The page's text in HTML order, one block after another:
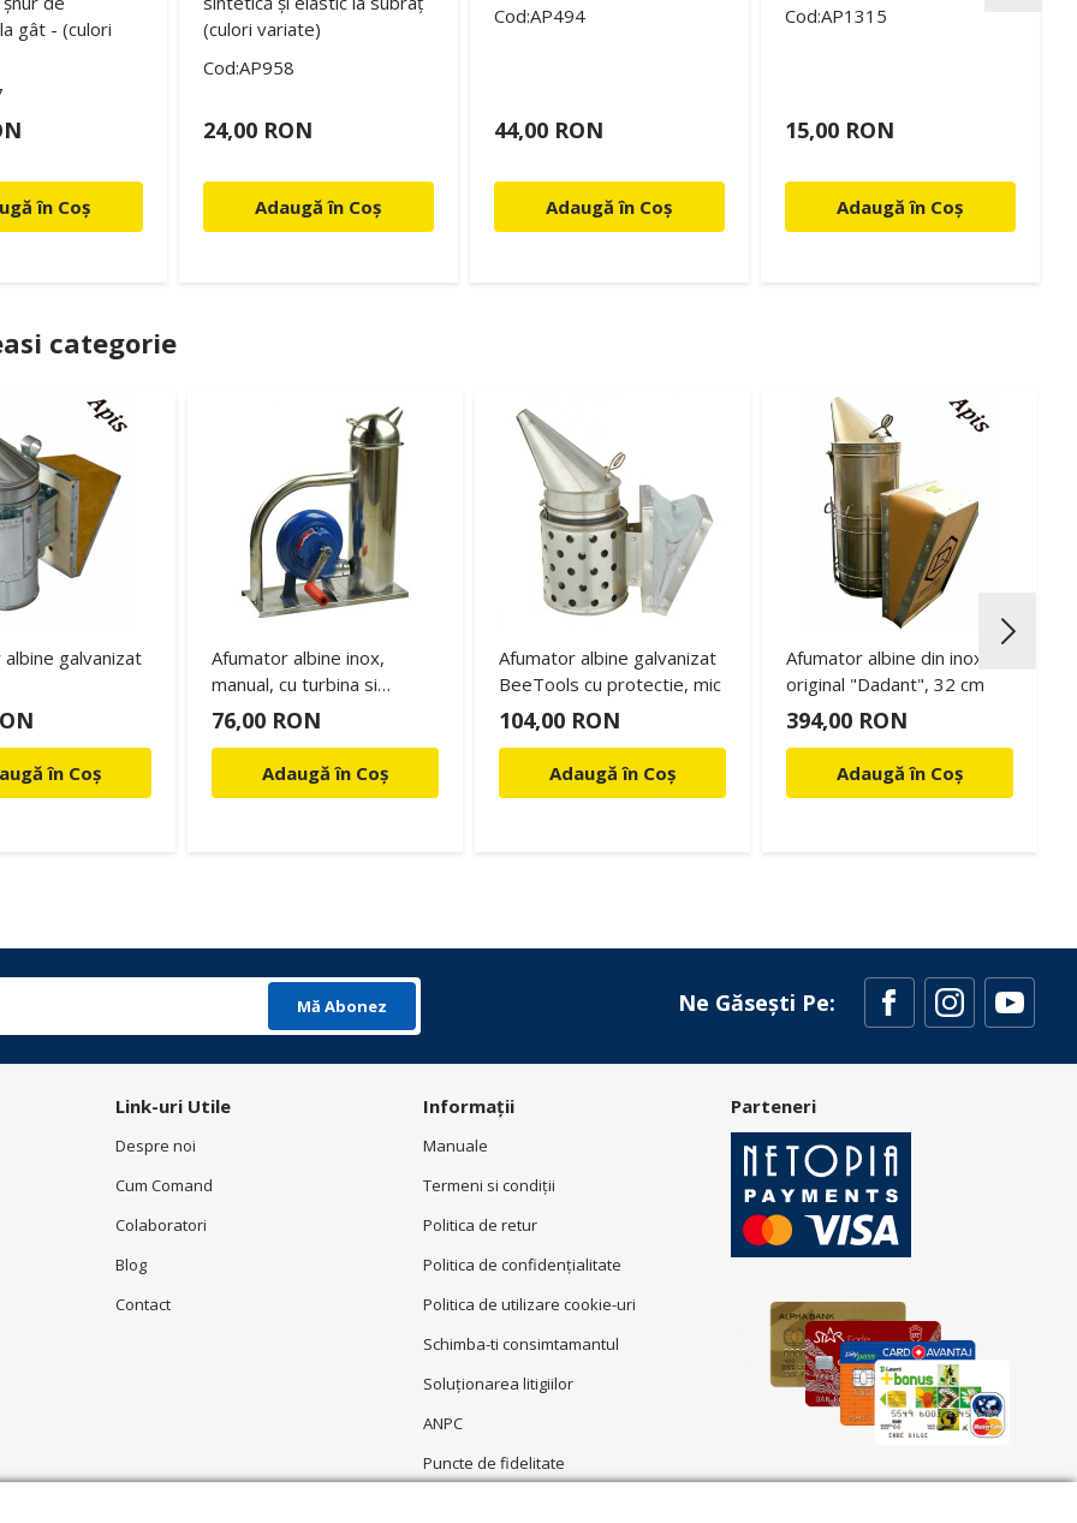
gât - (culori
în Coș
(culori variate)
Cod:AP958
24,00 RON
Adaugă în Coș
Cod:AP494
44,00 RON
Adaugă în Coș
Cod:AP1315
15,00 RON
Adaugă în Coș
categorie
albine galvanizat
în Coș
Afumator albine inox,
manual, cu turbina si
manivela
76,00 RON
Adaugă în Coș
Afumator albine galvanizat
BeeTools cu protectie, mic
104,00 RON
Adaugă în Coș
Afumator albine din inox,
original "Dadant", 32 cm
394,00 RON
Adaugă în Coș
Mă Abonez Ne Găsești Pe:
Link-uri Utile
Despre noi
Cum Comand
Colaboratori
Blog
Contact
Informații
Manuale
Termeni si condiţii
Politica de retur
Politica de confidenţialitate
Politica de utilizare cookie-uri
Schimba-ti consimtamantul
Soluționarea litigiilor
ANPC
Puncte de fidelitate
Parteneri